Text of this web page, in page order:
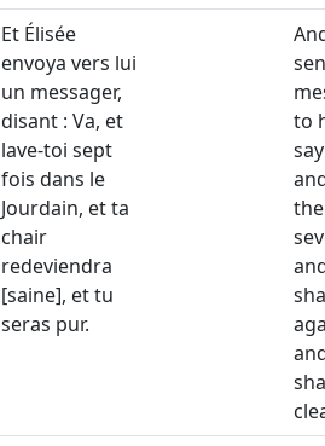
Et Élisée
envoya vers lui
un messager,
disant : Va, et
lave-toi sept
fois dans le
Jourdain, et ta
chair
redeviendra
[saine], et tu
seras pur.
to